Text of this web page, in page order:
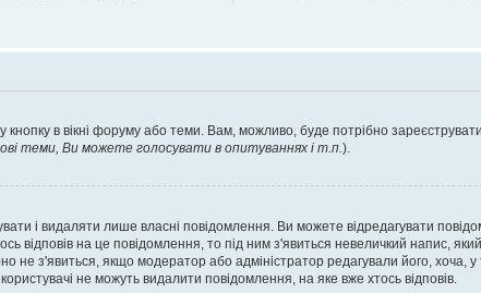
в вікні форуму або теми. Вам, можливо, буде потрібно
теми, Ви можете голосувати в опитуваннях і т.п.).
і видаляти лише власні повідомлення. Ви можете відредагувати
на це повідомлення, то під ним з'явиться невеличкий напис, який
не з'явиться, якщо модератор або адміністратор редагували його,
не можуть видалити повідомлення, на яке вже хтось відповів.